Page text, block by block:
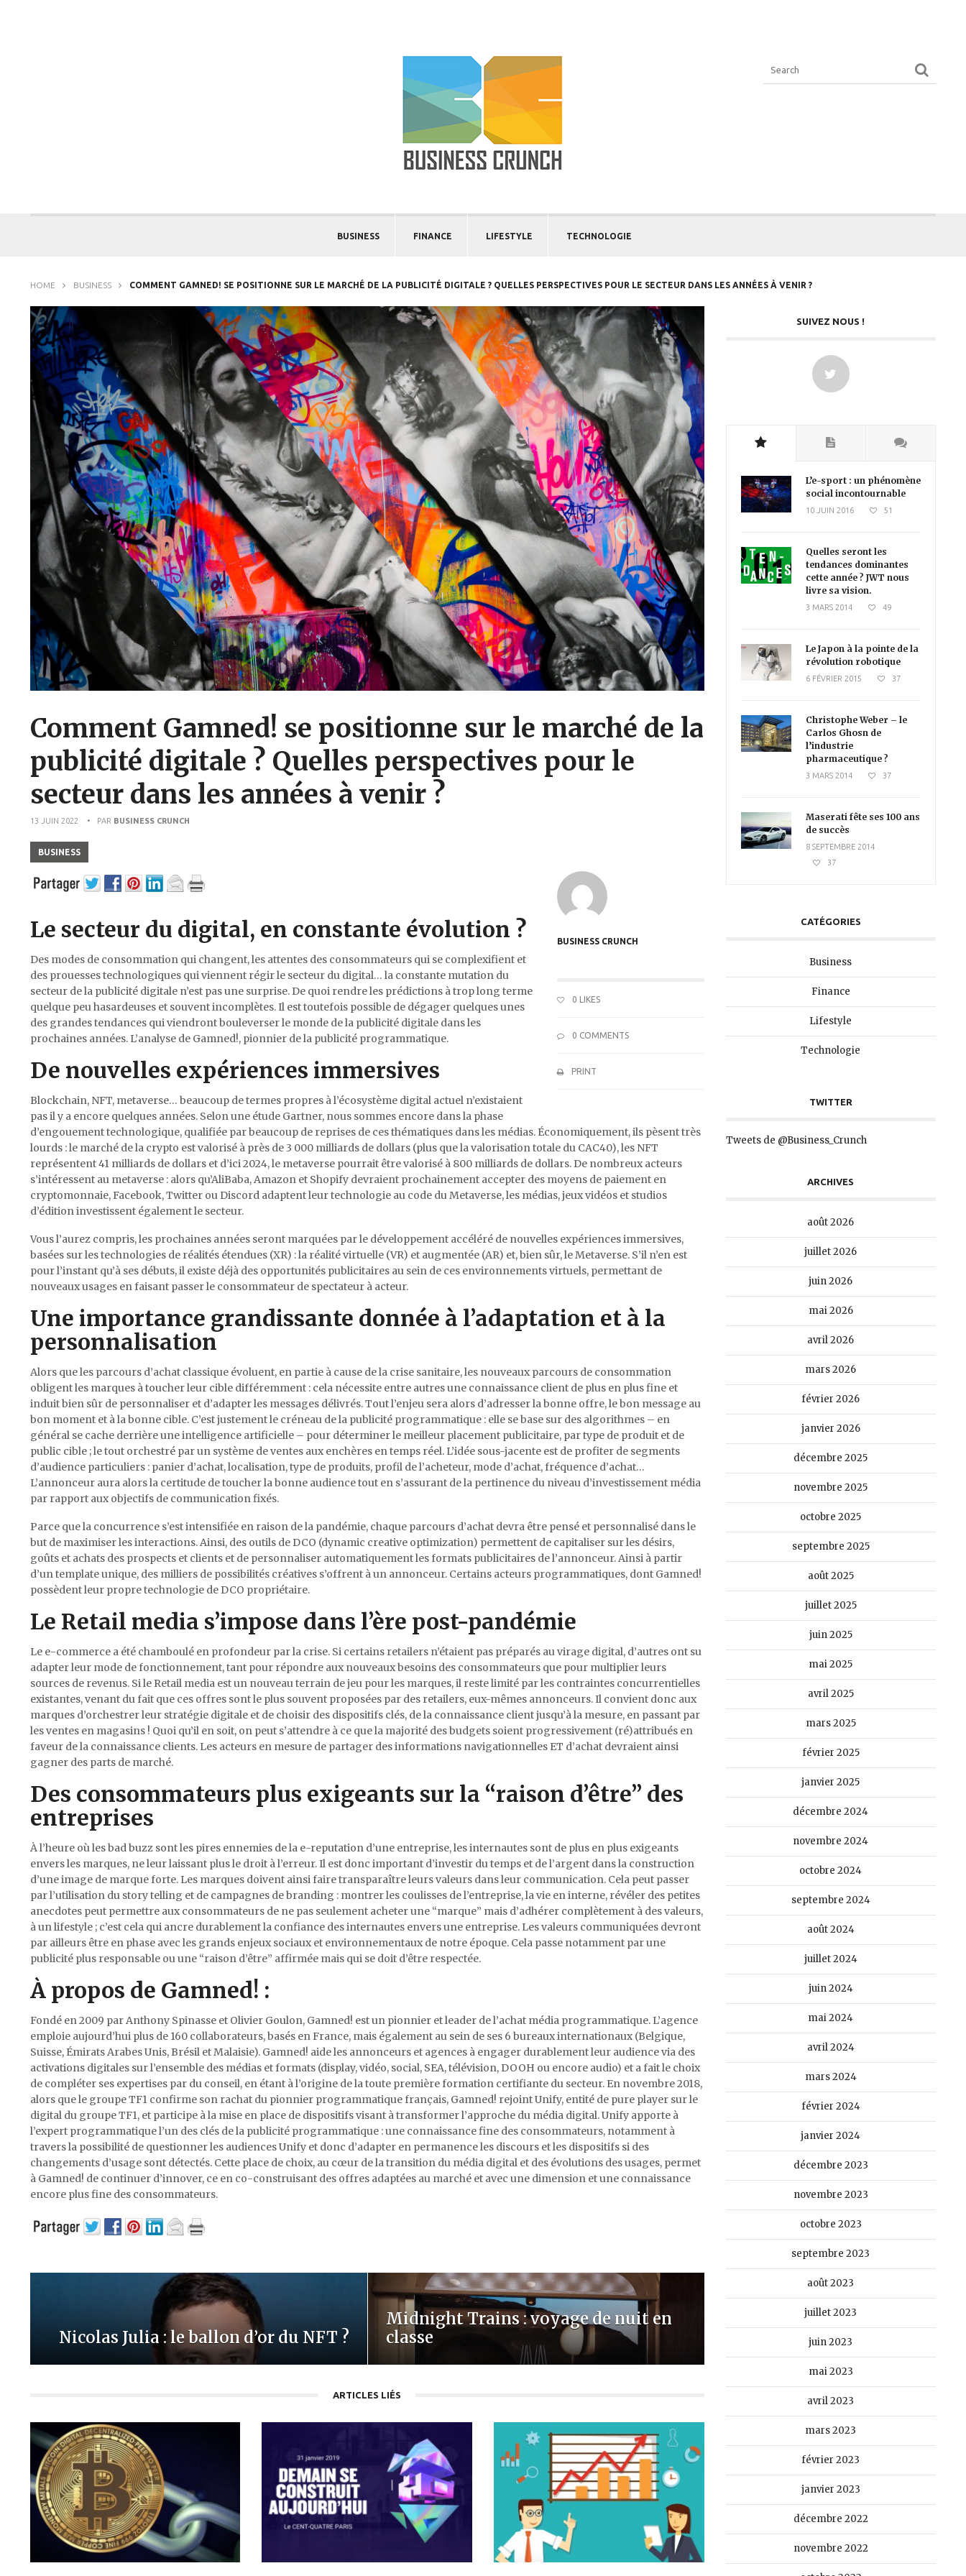
BUSINESS FINANCE LIFESTYLE TECHNOLOGIE
HOME BUSINESS COMMENT GAMNED! SE POSITIONNE SUR LE MARCHÉ DE LA PUBLICITÉ DIGITALE ? QUELLES PERSPECTIVES POUR LE SECTEUR DANS LES ANNÉES À VENIR ?
Comment Gamned! se positionne sur le marché de la
publicité digitale ? Quelles perspectives pour le
secteur dans les années à venir ?
13 JUIN 2022 • PAR BUSINESS CRUNCH
BUSINESS
BUSINESS CRUNCH
0 LIKES
0 COMMENTS
PRINT
Le secteur du digital, en constante évolution ?
Des modes de consommation qui changent, les attentes des consommateurs qui se complexifient et
des prouesses technologiques qui viennent régir le secteur du digital… la constante mutation du
secteur de la publicité digitale n’est pas une surprise. De quoi rendre les prédictions à trop long terme
quelque peu hasardeuses et souvent incomplètes. Il est toutefois possible de dégager quelques unes
des grandes tendances qui viendront bouleverser le monde de la publicité digitale dans les
prochaines années. L’analyse de Gamned!, pionnier de la publicité programmatique.
De nouvelles expériences immersives
Blockchain, NFT, metaverse… beaucoup de termes propres à l’écosystème digital actuel n’existaient
pas il y a encore quelques années. Selon une étude Gartner, nous sommes encore dans la phase
d’engouement technologique, qualifiée par beaucoup de reprises de ces thématiques dans les médias. Économiquement, ils pèsent très
lourds : le marché de la crypto est valorisé à près de 3 000 milliards de dollars (plus que la valorisation totale du CAC40), les NFT
représentent 41 milliards de dollars et d’ici 2024, le metaverse pourrait être valorisé à 800 milliards de dollars. De nombreux acteurs
s’intéressent au metaverse : alors qu’AliBaba, Amazon et Shopify devraient prochainement accepter des moyens de paiement en
cryptomonnaie, Facebook, Twitter ou Discord adaptent leur technologie au code du Metaverse, les médias, jeux vidéos et studios
d’édition investissent également le secteur.
Vous l’aurez compris, les prochaines années seront marquées par le développement accéléré de nouvelles expériences immersives,
basées sur les technologies de réalités étendues (XR) : la réalité virtuelle (VR) et augmentée (AR) et, bien sûr, le Metaverse. S’il n’en est
pour l’instant qu’à ses débuts, il existe déjà des opportunités publicitaires au sein de ces environnements virtuels, permettant de
nouveaux usages en faisant passer le consommateur de spectateur à acteur.
Une importance grandissante donnée à l’adaptation et à la
personnalisation
Alors que les parcours d’achat classique évoluent, en partie à cause de la crise sanitaire, les nouveaux parcours de consommation
obligent les marques à toucher leur cible différemment : cela nécessite entre autres une connaissance client de plus en plus fine et
induit bien sûr de personnaliser et d’adapter les messages délivrés. Tout l’enjeu sera alors d’adresser la bonne offre, le bon message au
bon moment et à la bonne cible. C’est justement le créneau de la publicité programmatique : elle se base sur des algorithmes – en
général se cache derrière une intelligence artificielle – pour déterminer le meilleur placement publicitaire, par type de produit et de
public cible ; le tout orchestré par un système de ventes aux enchères en temps réel. L’idée sous-jacente est de profiter de segments
d’audience particuliers : panier d’achat, localisation, type de produits, profil de l’acheteur, mode d’achat, fréquence d’achat…
L’annonceur aura alors la certitude de toucher la bonne audience tout en s’assurant de la pertinence du niveau d’investissement média
par rapport aux objectifs de communication fixés.
Parce que la concurrence s’est intensifiée en raison de la pandémie, chaque parcours d’achat devra être pensé et personnalisé dans le
but de maximiser les interactions. Ainsi, des outils de DCO (dynamic creative optimization) permettent de capitaliser sur les désirs,
goûts et achats des prospects et clients et de personnaliser automatiquement les formats publicitaires de l’annonceur. Ainsi à partir
d’un template unique, des milliers de possibilités créatives s’offrent à un annonceur. Certains acteurs programmatiques, dont Gamned!
possèdent leur propre technologie de DCO propriétaire.
Le Retail media s’impose dans l’ère post-pandémie
Le e-commerce a été chamboulé en profondeur par la crise. Si certains retailers n’étaient pas préparés au virage digital, d’autres ont su
adapter leur mode de fonctionnement, tant pour répondre aux nouveaux besoins des consommateurs que pour multiplier leurs
sources de revenus. Si le Retail media est un nouveau terrain de jeu pour les marques, il reste limité par les contraintes concurrentielles
existantes, venant du fait que ces offres sont le plus souvent proposées par des retailers, eux-mêmes annonceurs. Il convient donc aux
marques d’orchestrer leur stratégie digitale et de choisir des dispositifs clés, de la connaissance client jusqu’à la mesure, en passant par
les ventes en magasins ! Quoi qu’il en soit, on peut s’attendre à ce que la majorité des budgets soient progressivement (ré)attribués en
faveur de la connaissance clients. Les acteurs en mesure de partager des informations navigationnelles ET d’achat devraient ainsi
gagner des parts de marché.
Des consommateurs plus exigeants sur la “raison d’être” des
entreprises
À l’heure où les bad buzz sont les pires ennemies de la e-reputation d’une entreprise, les internautes sont de plus en plus exigeants
envers les marques, ne leur laissant plus le droit à l’erreur. Il est donc important d’investir du temps et de l’argent dans la construction
d’une image de marque forte. Les marques doivent ainsi faire transparaître leurs valeurs dans leur communication. Cela peut passer
par l’utilisation du story telling et de campagnes de branding : montrer les coulisses de l’entreprise, la vie en interne, révéler des petites
anecdotes peut permettre aux consommateurs de ne pas seulement acheter une “marque” mais d’adhérer complètement à des valeurs,
à un lifestyle ; c’est cela qui ancre durablement la confiance des internautes envers une entreprise. Les valeurs communiquées devront
par ailleurs être en phase avec les grands enjeux sociaux et environnementaux de notre époque. Cela passe notamment par une
publicité plus responsable ou une “raison d’être” affirmée mais qui se doit d’être respectée.
À propos de Gamned! :
Fondé en 2009 par Anthony Spinasse et Olivier Goulon, Gamned! est un pionnier et leader de l’achat média programmatique. L’agence
emploie aujourd’hui plus de 160 collaborateurs, basés en France, mais également au sein de ses 6 bureaux internationaux (Belgique,
Suisse, Émirats Arabes Unis, Brésil et Malaisie). Gamned! aide les annonceurs et agences à engager durablement leur audience via des
activations digitales sur l’ensemble des médias et formats (display, vidéo, social, SEA, télévision, DOOH ou encore audio) et a fait le choix
de compléter ses expertises par du conseil, en étant à l’origine de la toute première formation certifiante du secteur. En novembre 2018,
alors que le groupe TF1 confirme son rachat du pionnier programmatique français, Gamned! rejoint Unify, entité de pure player sur le
digital du groupe TF1, et participe à la mise en place de dispositifs visant à transformer l’approche du média digital. Unify apporte à
l’expert programmatique l’un des clés de la publicité programmatique : une connaissance fine des consommateurs, notamment à
travers la possibilité de questionner les audiences Unify et donc d’adapter en permanence les discours et les dispositifs si des
changements d’usage sont détectés. Cette place de choix, au cœur de la transition du média digital et des évolutions des usages, permet
à Gamned! de continuer d’innover, ce en co-construisant des offres adaptées au marché et avec une dimension et une connaissance
encore plus fine des consommateurs.
Nicolas Julia : le ballon d’or du NFT ?
Midnight Trains : voyage de nuit en
classe
ARTICLES LIÉS
SUIVEZ NOUS !
L’e-sport : un phénomène
social incontournable
10 JUIN 2016 51
Quelles seront les
tendances dominantes
cette année ? JWT nous
livre sa vision.
3 MARS 2014 49
Le Japon à la pointe de la
révolution robotique
6 FÉVRIER 2015 37
Christophe Weber – le
Carlos Ghosn de
l’industrie
pharmaceutique ?
3 MARS 2014 37
Maserati fête ses 100 ans
de succès
8 SEPTEMBRE 2014
37
CATÉGORIES
Business
Finance
Lifestyle
Technologie
TWITTER
Tweets de @Business_Crunch
ARCHIVES
août 2026
juillet 2026
juin 2026
mai 2026
avril 2026
mars 2026
février 2026
janvier 2026
décembre 2025
novembre 2025
octobre 2025
septembre 2025
août 2025
juillet 2025
juin 2025
mai 2025
avril 2025
mars 2025
février 2025
janvier 2025
décembre 2024
novembre 2024
octobre 2024
septembre 2024
août 2024
juillet 2024
juin 2024
mai 2024
avril 2024
mars 2024
février 2024
janvier 2024
décembre 2023
novembre 2023
octobre 2023
septembre 2023
août 2023
juillet 2023
juin 2023
mai 2023
avril 2023
mars 2023
février 2023
janvier 2023
décembre 2022
novembre 2022